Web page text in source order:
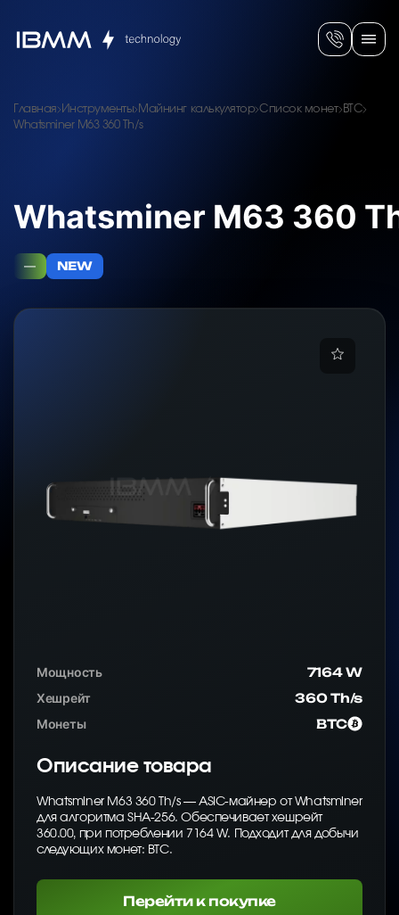
Главная Инструменты Майнинг калькулятор Список монет BTC
Whatsminer M63 360 Th/s
Whatsminer M63 360
— NEW
Мощность
7164 W
Хешрейт
360 Th/s
Монеты
BTC
Описание товара
Whatsminer M63 360 Th/s — ASIC-майнер от Whatsminer
для алгоритма SHA-256. Обеспечивает хешрейт
360.00, при потреблении 7164 W. Подходит для добычи
следующих монет: BTC.
Перейти к покупке